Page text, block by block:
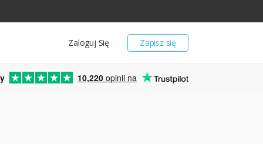
Zapisz się
Zaloguj Się
10,220 opinii na